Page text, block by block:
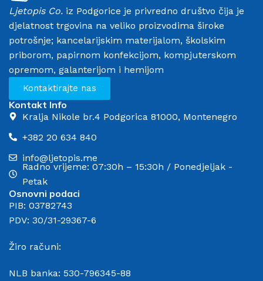
Ljetopis Co. iz Podgorice je privredno društvo čija je
djelatnost trgovina na veliko proizvodima široke
potrošnje; kancelarijskim materijalom, školskim
priborom, papirnom konfekcijom, kompjuterskom
opremom, galanterijom i hemijom
Kontaktirajte nas
Kontakt Info
Kralja Nikole br.4 Podgorica 81000, Montenegro
+382 20 634 840
info@ljetopis.me
Radno vrijeme: 07:30h – 15:30h / Ponedjeljak -
Petak
Osnovni podaci
PIB: 03782743
PDV: 30/31-29367-6
Žiro računi:
NLB banka: 530-796345-88